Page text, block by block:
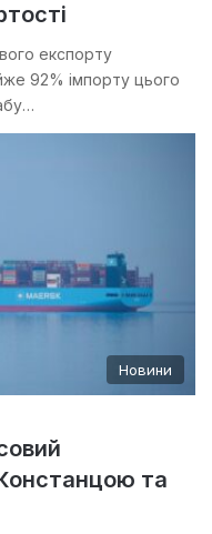
експорту
92% імпорту цього
Новини
та